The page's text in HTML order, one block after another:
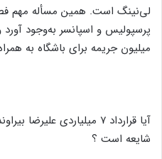
لی‌نینگ است. همین مسأله مهم
میلیون جریمه برای باشگاه به
آیا قرارداد ۷ میلیاردی
شایعه است ؟